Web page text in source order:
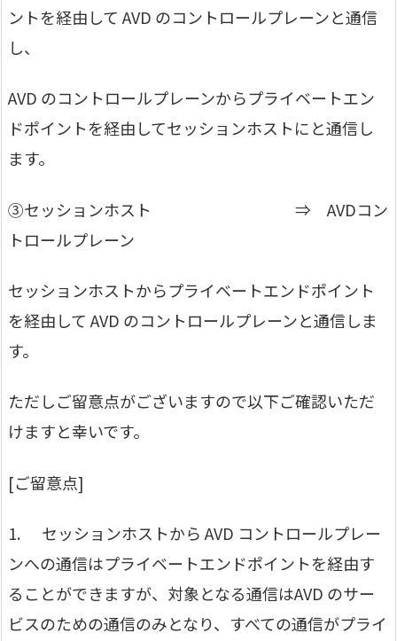
ントを経由して AVD のコントロールプレーンと通信
し、
AVD のコントロールプレーンからプライベートエン
ドポイントを経由してセッションホストにと通信し
ます。
③セッションホスト ⇒ AVDコン
トロールプレーン
セッションホストからプライベートエンドポイント
を経由して AVD のコントロールプレーンと通信しま
す。
ただしご留意点がございますので以下ご確認いただ
けますと幸いです。
[ご留意点]
1. セッションホストから AVD コントロールプレー
ンへの通信はプライベートエンドポイントを経由す
ることができますが、対象となる通信はAVD のサー
ビスのための通信のみとなり、すべての通信がプライ